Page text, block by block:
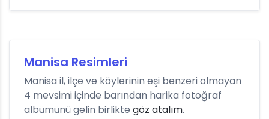
Manisa Resimleri
Manisa il, ilçe ve köylerinin eşi benzeri olmayan
4 mevsimi içinde barından harika fotoğraf
albümünü gelin birlikte göz atalım.